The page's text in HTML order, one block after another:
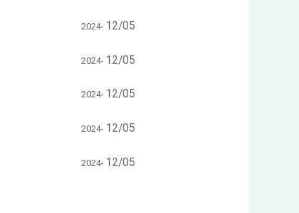
2024- 12/05
2024- 12/05
2024- 12/05
2024- 12/05
2024- 12/05